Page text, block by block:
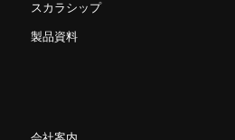
スカラシップ
製品資料